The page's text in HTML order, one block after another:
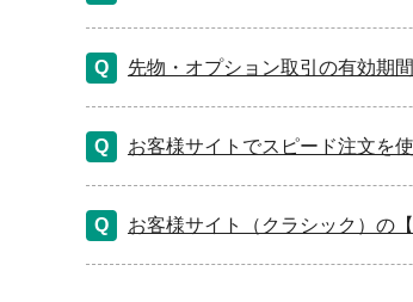
先物・オプション取引の有効期
お客様サイトでスピード注文を
お客様サイト（クラシック）の